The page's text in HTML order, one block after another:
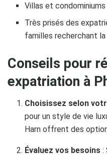
Villas et
Très prisés des
familles recherchant
Conseils pour
expatriation à
Choisissez selon
pour un style de vie
Harn offrent des
Évaluez vos besoins :